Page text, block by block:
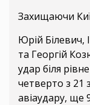
Захищаючи
Юрій Білевич,
та Георгій
удар біля
четверто з 21
авіаудару, ще